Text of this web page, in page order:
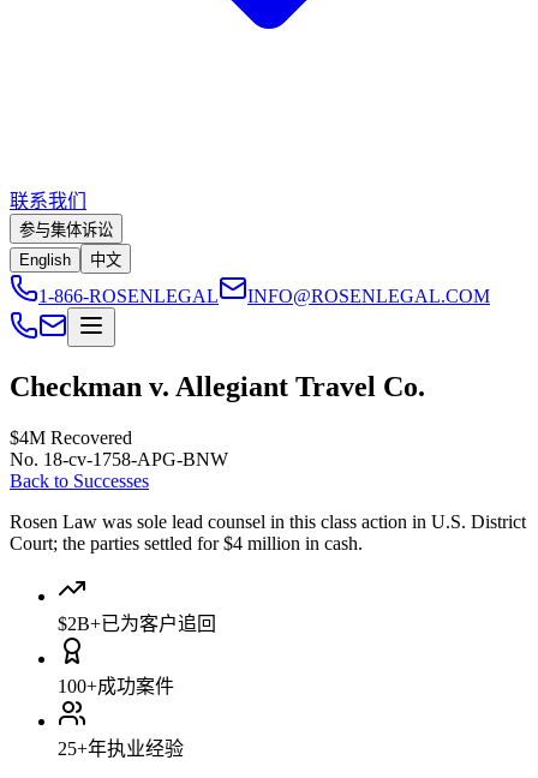
联系我们
参与集体诉讼
English
中文
1-866-ROSENLEGAL INFO@ROSENLEGAL.COM
Checkman v. Allegiant Travel Co.
$4M Recovered
No. 18-cv-1758-APG-BNW
Back to Successes
Rosen Law was sole lead counsel in this class action in U.S. District
Court; the parties settled for $4 million in cash.
$2B+已为客户追回
100+成功案件
25+年执业经验